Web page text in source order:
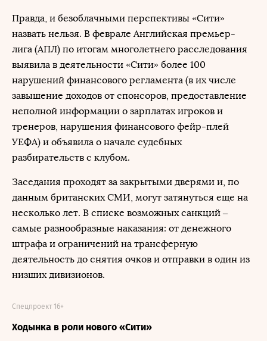
Правда, и безоблачными перспективы «Сити»
назвать нельзя. В феврале Английская премьер-
лига (АПЛ) по итогам многолетнего расследования
выявила в деятельности «Сити» более 100
нарушений финансового регламента (в их числе
завышение доходов от спонсоров, предоставление
неполной информации о зарплатах игроков и
тренеров, нарушения финансового фейр-плей
УЕФА) и объявила о начале судебных
разбирательств с клубом.
Заседания проходят за закрытыми дверями и, по
данным британских СМИ, могут затянуться еще на
несколько лет. В списке возможных санкций –
самые разнообразные наказания: от денежного
штрафа и ограничений на трансферную
деятельность до снятия очков и отправки в один из
низших дивизионов.
Ходынка в роли нового «Сити»
Спецпроект 16+